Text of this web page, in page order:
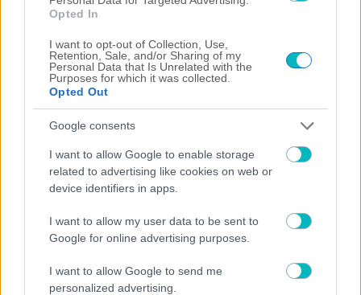
Opted In
I want to opt-out of Collection, Use,
Retention, Sale, and/or Sharing of my
Personal Data that Is Unrelated with the
Purposes for which it was collected.
Opted Out
Google consents
I want to allow Google to enable storage
related to advertising like cookies on web or
device identifiers in apps.
I want to allow my user data to be sent to
Google for online advertising purposes.
I want to allow Google to send me
personalized advertising.
ΠΕΡΙΣΣΟΤΕΡΑ ΑΡΘΡΑ
SUPER LEAGUE
ΟΦΗ: Παραμένει στα… πιτς ο Γκονζάλες, δύσκολα με